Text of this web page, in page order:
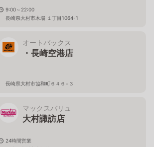
9:00～22:00
長崎県大村市木場 １丁目1064-1
オートバックス
・長崎空港店
長崎県大村市協和町６４６−３
マックスバリュ
大村諏訪店
24時間営業